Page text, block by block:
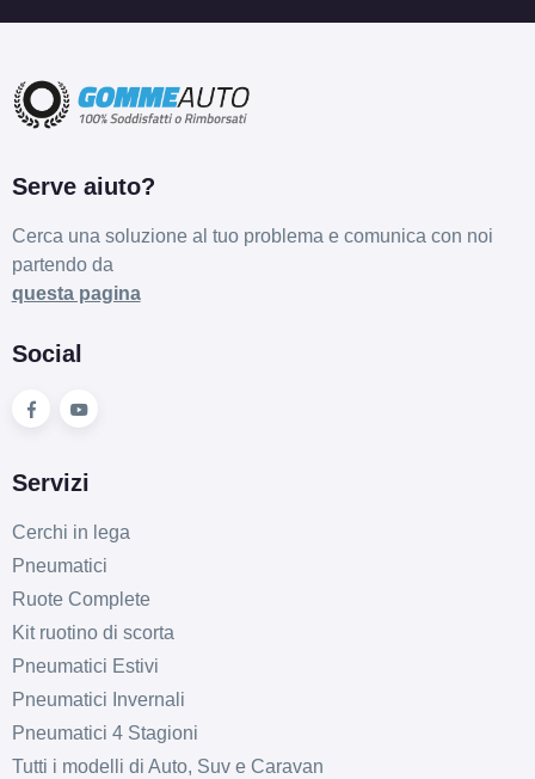
Serve aiuto?
Cerca una soluzione al tuo problema e comunica con noi
partendo da
questa pagina
Social
Servizi
Cerchi in lega
Pneumatici
Ruote Complete
Kit ruotino di scorta
Pneumatici Estivi
Pneumatici Invernali
Pneumatici 4 Stagioni
Tutti i modelli di Auto, Suv e Caravan